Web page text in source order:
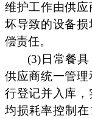
维护工作由供
坏导致的设备
偿责任。
(3)日常餐
供应商统一管
行登记并入库
均损耗率控制